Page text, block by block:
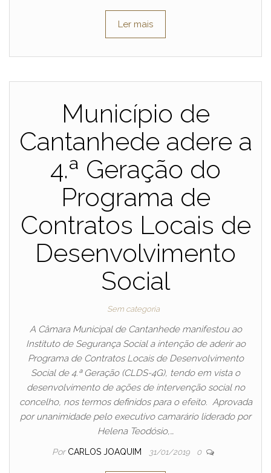
Ler mais
Município de
Cantanhede adere a
4.ª Geração do
Programa de
Contratos Locais de
Desenvolvimento
Social
Sem categoria
A Câmara Municipal de Cantanhede manifestou ao
Instituto de Segurança Social a intenção de aderir ao
Programa de Contratos Locais de Desenvolvimento
Social de 4.ª Geração (CLDS-4G), tendo em vista o
desenvolvimento de ações de intervenção social no
concelho, nos termos definidos para o efeito. Aprovada
por unanimidade pelo executivo camarário liderado por
Helena Teodósio,…
Por CARLOS JOAQUIM 31/01/2019 0